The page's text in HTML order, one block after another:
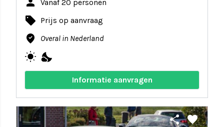
Vanaf 20 personen
local_offer Prijs op aanvraag
where_to_vote Overal in Nederland
wb_sunny nights_stay
Informatie aanvragen
share favorite